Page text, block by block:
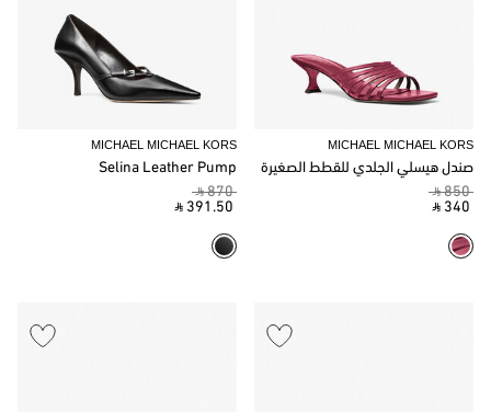
MICHAEL MICHAEL KORS
صندل هيسلي الجلدي للقطط الصغيرة
‎ ⃁ 850 ‎
‎ ⃁ 340 ‎
MICHAEL MICHAEL KORS
Selina Leather Pump
‎ ⃁ 870 ‎
‎ ⃁ 391.50 ‎